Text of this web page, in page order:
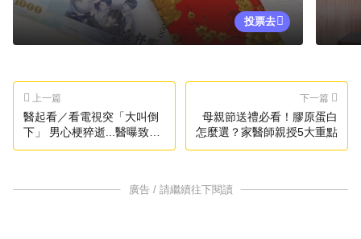
投票去
上一篇
醫起看／看電視突「大叫倒
下」 男心梗猝逝...醫曝致命
關鍵
下一篇
母親節送禮必看！膠原蛋白
怎麼選？家醫師親授5大重點
廣告 / 請繼續往下閱讀